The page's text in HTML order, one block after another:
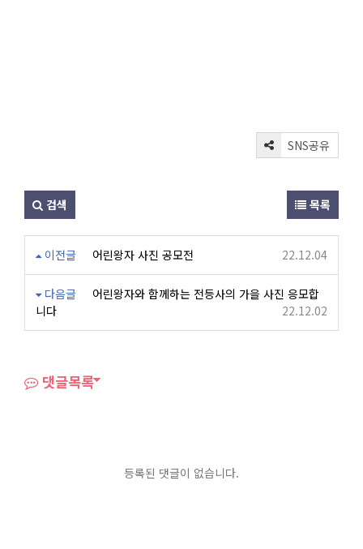
SNS공유
검색 목록
이전글 어린왕자 사진 공모전 22.12.04
다음글
어린왕자와 함께하는 전등사의 가을 사진 응모합
니다
22.12.02
댓글목록
등록된 댓글이 없습니다.